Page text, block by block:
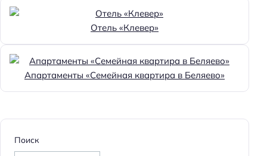
Отель «Клевер»
Апартаменты «Семейная квартира в Беляево»
Поиск